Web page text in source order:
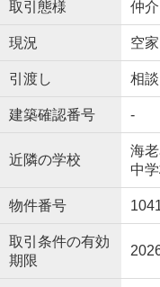
取引態様 仲介
現況 空家
引渡し 相談
建築確認番号 -
近隣の学校
海
中
物件番号
取引条件の有効
期限